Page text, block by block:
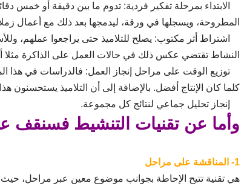
الابتداء بمرحلة تفكير فردية: تدوم ما بين دقيقة أو خمس
المطروحة، ويسجلها في ورقة، ليدمجها بعد ذلك مع أعمال
اشتراط أثر مكتوب: يصلح للتلاميذ حتى يراجعوا عملهم،
النشاط تقتضي عكس ذلك في حالات العمل على الذاكرة مثلا أو
توزيع الوقت على مراحل إنجاز العمل: فالدراسات في هذا
كلما كان الإنتاج أفضل. بالإضافة إلى أن التلاميذ يستحسنون
إنجاز تحليل جماعي لنتائج كل مجموعة.
وأما عن تقنيات التنشيط
1- المناقشة على مراحل
هي تقنية تتيح الإحاطة بجوانب موضوع معين عبر مراحل،